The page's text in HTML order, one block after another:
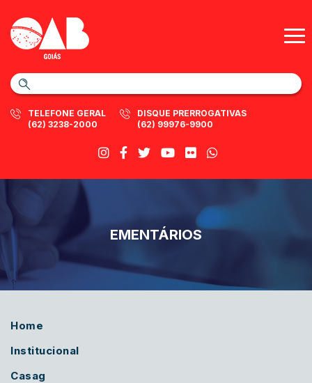
TELEFONE GERAL
(62) 3238-2000
DISQUE PRERROGATIVAS
(62) 99976-9900
EMENTÁRIOS
Home
Institucional
Casag